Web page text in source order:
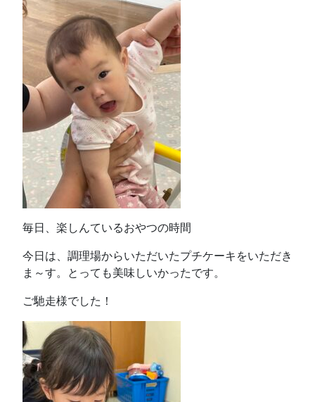
毎日、楽しんているおやつの時間
今日は、調理場からいただいたプチケーキをいただき
ま～す。とっても美味しいかったです。
ご馳走様でした！